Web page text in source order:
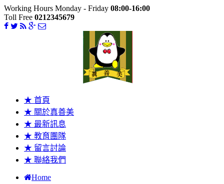
Working Hours Monday - Friday 08:00-16:00
Toll Free 0212345679
★ 首頁
★ 關於真善美
★ 最新訊息
★ 教育團隊
★ 留言討論
★ 聯絡我們
Home